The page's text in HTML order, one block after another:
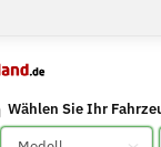
Wählen Sie Ihr
Bitte auswählen